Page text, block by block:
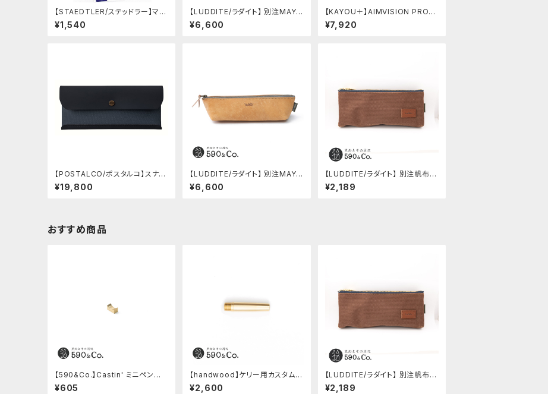
【STAEDTLER/ステッドラー】マル
ス テクニコ芯ホルダー ブラック・
限定 字消し付セット
¥1,540
【LUDDITE/ラダイト】 別注MAYA
レザーボートペンケース (ターキー
ブルー)
¥6,600
【KAYOU＋】AIMVISION PRO/
エイムビジョンプロ (チタニウムゴ
ールド)
¥7,920
【POSTALCO/ポスタルコ】スナッ
プペンケース (Navy Blue)
¥19,800
【LUDDITE/ラダイト】 別注MAYA
レザーボートペンケース (コニャッ
ク)
¥6,600
【LUDDITE/ラダイト】 別注帆布ベ
ンディペンケース (コーヒー)
¥2,189
おすすめ商品
【590&Co.】Castin' ミニペン枕
(S)
¥605
【handwood】ケリー用カスタム後
軸 (真鍮)
¥2,600
【LUDDITE/ラダイト】 別注帆布ベ
ンディペンケース (コーヒー)
¥2,189